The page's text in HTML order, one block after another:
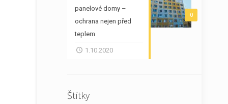
0
panelové domy –
ochrana nejen před
teplem
1.10.2020
Štítky